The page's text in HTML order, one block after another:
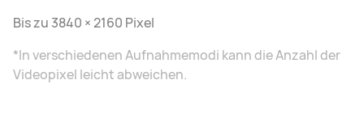
Bis zu 3840 × 2160 Pixel
*In verschiedenen Aufnahmemodi kann die Anzahl der
Videopixel leicht abweichen.